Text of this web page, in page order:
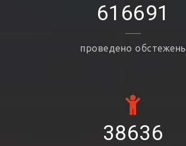
616691
проведено обстежень
38636